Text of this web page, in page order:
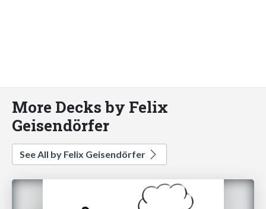
More Decks by Felix
Geisendörfer
See All by Felix Geisendörfer